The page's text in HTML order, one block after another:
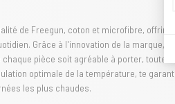
de Freegun, coton et microfibre,
Grâce à l'innovation de la marque,
pièce soit agréable à porter, toute
optimale de la température, te
les plus chaudes.